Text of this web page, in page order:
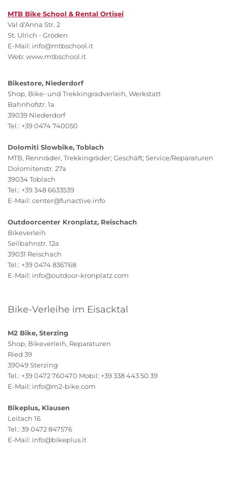
MTB Bike School & Rental Ortisei
Val d'Anna Str. 2
St. Ulrich - Gröden
E-Mail: info@mtbschool.it
Web: www.mtbschool.it
Bikestore, Niederdorf
Shop, Bike- und Trekkingradverleih, Werkstatt
Bahnhofstr. 1a
39039 Niederdorf
Tel.: +39 0474 740050
Dolomiti Slowbike, Toblach
MTB, Rennräder, Trekkingräder; Geschäft; Service/Reparaturen
Dolomitenstr. 27a
39034 Toblach
Tel.: +39 348 6633539
E-Mail: center@funactive.info
Outdoorcenter Kronplatz, Reischach
Bikeverleih
Seilbahnstr. 12a
39031 Reischach
Tel.: +39 0474 836768
E-Mail: info@outdoor-kronplatz.com
Bike-Verleihe im Eisacktal
M2 Bike, Sterzing
Shop, Bikeverleih, Reparaturen
Ried 39
39049 Sterzing
Tel.: +39 0472 760470 Mobil: +39 338 443 50 39
E-Mail: info@m2-bike.com
Bikeplus, Klausen
Leitach 16
Tel.: 39 0472 847576
E-Mail: info@bikeplus.it